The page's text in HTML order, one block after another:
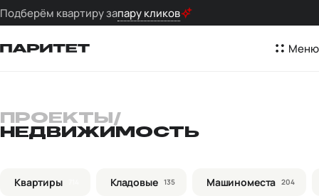
Подберём квартиру запару кликов
Меню
ПРОЕКТЫ /
НЕДВИЖИМОСТЬ
Квартиры Кладовые 135 Машиноместа 204